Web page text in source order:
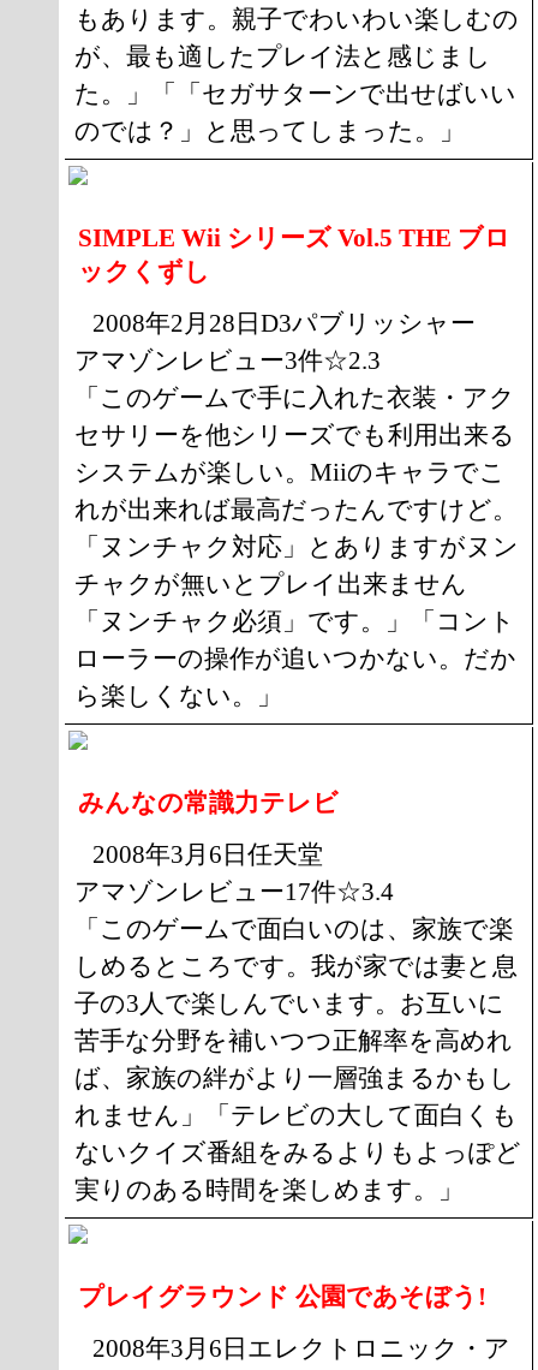
もあります。親子でわいわい楽しむの
が、最も適したプレイ法と感じまし
た。」「「セガサターンで出せばいい
のでは？」と思ってしまった。」
SIMPLE Wii シリーズ Vol.5 THE ブロ
ックくずし
2008年2月28日D3パブリッシャー
アマゾンレビュー3件☆2.3
「このゲームで手に入れた衣装・アク
セサリーを他シリーズでも利用出来る
システムが楽しい。Miiのキャラでこ
れが出来れば最高だったんですけど。
「ヌンチャク対応」とありますがヌン
チャクが無いとプレイ出来ません
「ヌンチャク必須」です。」「コント
ローラーの操作が追いつかない。だか
ら楽しくない。」
みんなの常識力テレビ
2008年3月6日任天堂
アマゾンレビュー17件☆3.4
「このゲームで面白いのは、家族で楽
しめるところです。我が家では妻と息
子の3人で楽しんでいます。お互いに
苦手な分野を補いつつ正解率を高めれ
ば、家族の絆がより一層強まるかもし
れません」「テレビの大して面白くも
ないクイズ番組をみるよりもよっぽど
実りのある時間を楽しめます。」
プレイグラウンド 公園であそぼう!
2008年3月6日エレクトロニック・ア